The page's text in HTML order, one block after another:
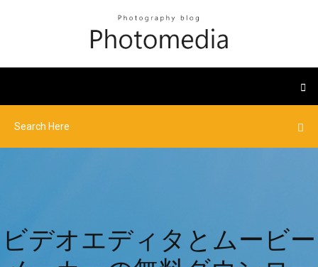
ビデオエディタとムービー